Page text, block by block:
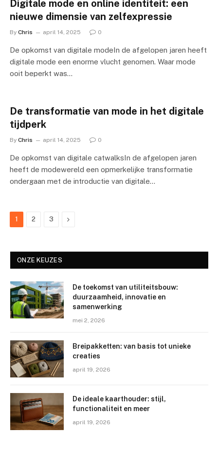
Digitale mode en online identiteit: een
nieuwe dimensie van zelfexpressie
By Chris april 14, 2025 0
De opkomst van digitale modeIn de afgelopen jaren heeft
digitale mode een enorme vlucht genomen. Waar mode
ooit beperkt was…
De transformatie van mode in het digitale
tijdperk
By Chris april 14, 2025 0
De opkomst van digitale catwalksIn de afgelopen jaren
heeft de modewereld een opmerkelijke transformatie
ondergaan met de introductie van digitale…
1 2 3 Next
ONZE KEUZES
De toekomst van utiliteitsbouw:
duurzaamheid, innovatie en
samenwerking
mei 2, 2026
Breipakketten: van basis tot unieke
creaties
april 19, 2026
De ideale kaarthouder: stijl,
functionaliteit en meer
april 19, 2026